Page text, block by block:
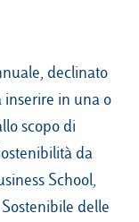
declinato
inserire in una o
scopo di
da
School,
delle